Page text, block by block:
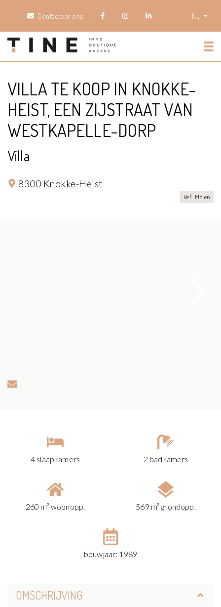
Contacteer ons NL
VILLA TE KOOP IN KNOKKE-
HEIST, EEN ZIJSTRAAT VAN
WESTKAPELLE-DORP
Villa
8300 Knokke-Heist
Ref: Molen
4 slaapkamers 2 badkamers
260 m² woonopp. 569 m² grondopp.
bouwjaar: 1989
OMSCHRIJVING